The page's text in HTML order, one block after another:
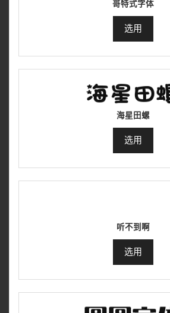
哥特式字体
选用
海星田螺
选用
听不到啊
选用